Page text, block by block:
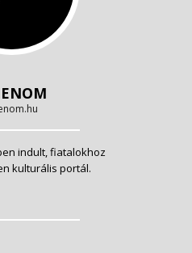
indult, fiatalokhoz
kulturális portál.